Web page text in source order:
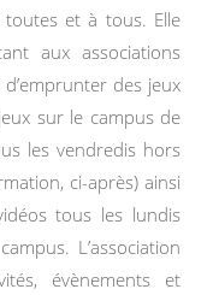
toutes et à tous. Elle
aux associations
des jeux
sur le campus de
les vendredis hors
ci-après) ainsi
tous les lundis
L’association
évènements et